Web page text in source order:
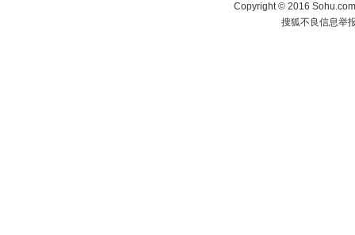
Copyright©2016
搜狐不良信息举